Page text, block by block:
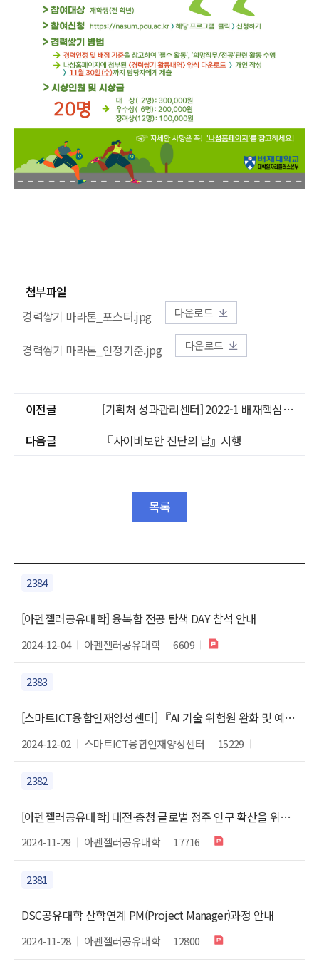
첨부파일
경력쌓기 마라톤_포스터.jpg
다운로드
경력쌓기 마라톤_인정기준.jpg 다운로드
이전글
[기획처 성과관리센터] 2022-1 배재핵심역량진단(P-CASO) 참여 안내
다음글
『사이버보안 진단의 날』시행
목록
2384
[아펜젤러공유대학] 융복합 전공 탐색 DAY 참석 안내
2024-12-04 아펜젤러공유대학 6609
2383
[스마트ICT융합인재양성센터] 『AI 기술 위험원 완화 및 예방을 위한 기술적 대응 동향』 특강안내
2024-12-02 스마트ICT융합인재양성센터 15229
2382
[아펜젤러공유대학] 대전·충청 글로벌 정주 인구 확산을 위한 외국인 대상 프로그램 <배재글로벌안항캠프> 튜터 모집*기간연장
2024-11-29 아펜젤러공유대학 17716
2381
DSC공유대학 산학연계 PM(Project Manager)과정 안내
2024-11-28 아펜젤러공유대학 12800